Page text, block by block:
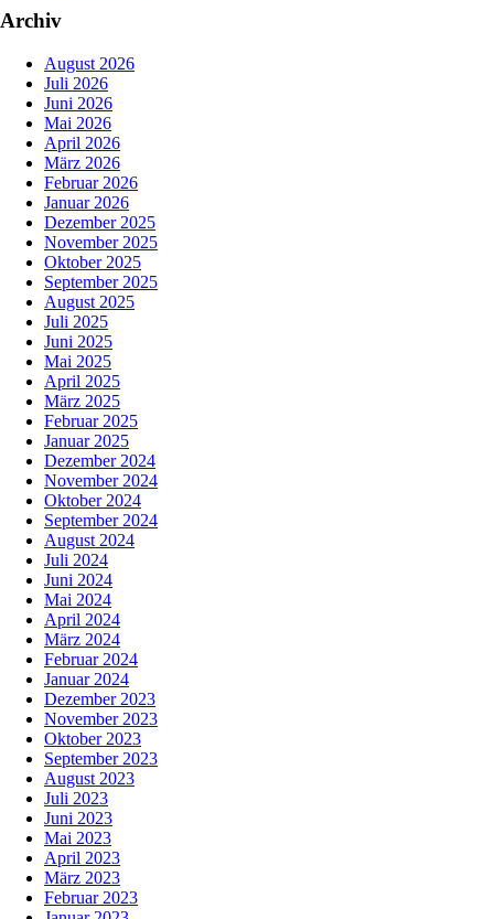
Archiv
August 2026
Juli 2026
Juni 2026
Mai 2026
April 2026
März 2026
Februar 2026
Januar 2026
Dezember 2025
November 2025
Oktober 2025
September 2025
August 2025
Juli 2025
Juni 2025
Mai 2025
April 2025
März 2025
Februar 2025
Januar 2025
Dezember 2024
November 2024
Oktober 2024
September 2024
August 2024
Juli 2024
Juni 2024
Mai 2024
April 2024
März 2024
Februar 2024
Januar 2024
Dezember 2023
November 2023
Oktober 2023
September 2023
August 2023
Juli 2023
Juni 2023
Mai 2023
April 2023
März 2023
Februar 2023